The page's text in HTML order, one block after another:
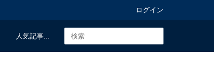
ログイン
人気記事...